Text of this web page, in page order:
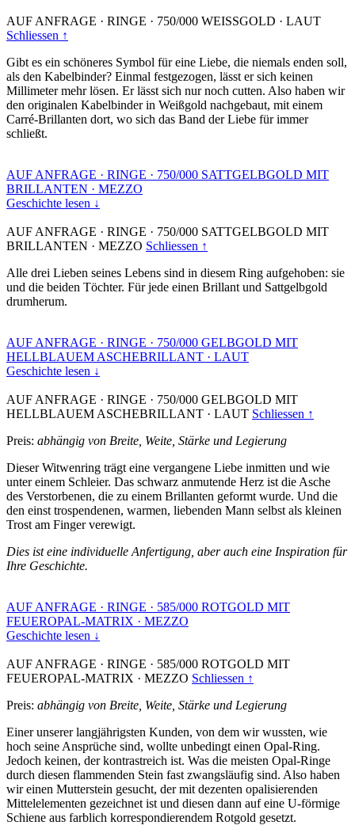
AUF ANFRAGE · RINGE · 750/000 WEISSGOLD · LAUT
Schliessen ↑
Gibt es ein schöneres Symbol für eine Liebe, die niemals enden soll,
als den Kabelbinder? Einmal festgezogen, lässt er sich keinen
Millimeter mehr lösen. Er lässt sich nur noch cutten. Also haben wir
den originalen Kabelbinder in Weißgold nachgebaut, mit einem
Carré-Brillanten dort, wo sich das Band der Liebe für immer
schließt.
AUF ANFRAGE · RINGE · 750/000 SATTGELBGOLD MIT
BRILLANTEN · MEZZO
Geschichte lesen ↓
AUF ANFRAGE · RINGE · 750/000 SATTGELBGOLD MIT
BRILLANTEN · MEZZO Schliessen ↑
Alle drei Lieben seines Lebens sind in diesem Ring aufgehoben: sie
und die beiden Töchter. Für jede einen Brillant und Sattgelbgold
drumherum.
AUF ANFRAGE · RINGE · 750/000 GELBGOLD MIT
HELLBLAUEM ASCHEBRILLANT · LAUT
Geschichte lesen ↓
AUF ANFRAGE · RINGE · 750/000 GELBGOLD MIT
HELLBLAUEM ASCHEBRILLANT · LAUT Schliessen ↑
Preis: abhängig von Breite, Weite, Stärke und Legierung
Dieser Witwenring trägt eine vergangene Liebe inmitten und wie
unter einem Schleier. Das schwarz anmutende Herz ist die Asche
des Verstorbenen, die zu einem Brillanten geformt wurde. Und die
den einst trospendenen, warmen, liebenden Mann selbst als kleinen
Trost am Finger verewigt.
Dies ist eine individuelle Anfertigung, aber auch eine Inspiration für
Ihre Geschichte.
AUF ANFRAGE · RINGE · 585/000 ROTGOLD MIT
FEUEROPAL-MATRIX · MEZZO
Geschichte lesen ↓
AUF ANFRAGE · RINGE · 585/000 ROTGOLD MIT
FEUEROPAL-MATRIX · MEZZO Schliessen ↑
Preis: abhängig von Breite, Weite, Stärke und Legierung
Einer unserer langjährigsten Kunden, von dem wir wussten, wie
hoch seine Ansprüche sind, wollte unbedingt einen Opal-Ring.
Jedoch keinen, der kontrastreich ist. Was die meisten Opal-Ringe
durch diesen flammenden Stein fast zwangsläufig sind. Also haben
wir einen Mutterstein gesucht, der mit dezenten opalisierenden
Mittelelementen gezeichnet ist und diesen dann auf eine U-förmige
Schiene aus farblich korrespondierendem Rotgold gesetzt.